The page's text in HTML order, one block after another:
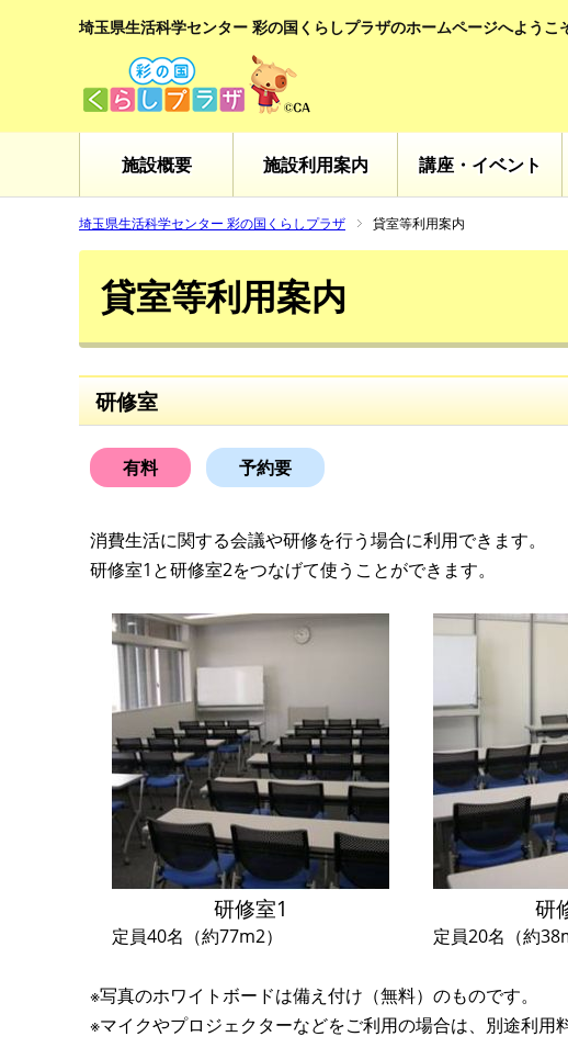
埼玉県生活科学センター 彩の国くらしプラザのホームページへようこ
施設概要 施設利用案内 講座・イベント
埼玉県生活科学センター 彩の国くらしプラザ 貸室等利用案内
貸室等利用案内
研修室
有料 予約要
消費生活に関する会議や研修を行う場合に利用できます。
研修室1と研修室2をつなげて使うことができます。
研修室1
定員40名（約77m2）
研
定員20名（約
※写真のホワイトボードは備え付け（無料）のものです。
※マイクやプロジェクターなどをご利用の場合は、別途利用